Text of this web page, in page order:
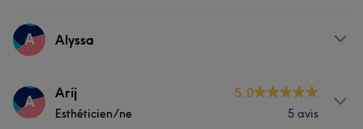
Prestations
Épilation
A Alyssa
Prestations
A Arij
Esthéticien/ne
5.0
5 avis